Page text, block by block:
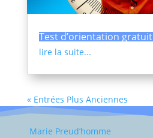
Test d’orientation gratuit
lire la suite...
« Entrées Plus Anciennes
Marie Preud’homme